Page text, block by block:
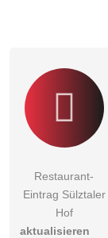
Besucher
Restaurant-
Eintrag Sülztaler
Hof
aktualisieren